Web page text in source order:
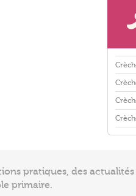
pratiques, des actualités
primaire.